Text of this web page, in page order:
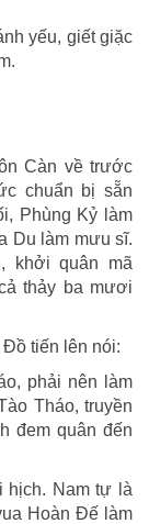
yếu, giết giặc
Càn về trước
chuẩn bị sẵn
Phùng Kỷ làm
Du làm mưu sĩ.
khởi quân mã
thảy ba mươi
tiến lên nói:
phải nên làm
Tháo, truyền
đem quân đến
hịch. Nam tự là
Hoàn Đế làm